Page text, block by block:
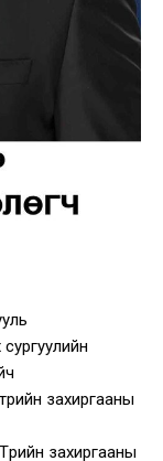
захиргааны
захиргааны